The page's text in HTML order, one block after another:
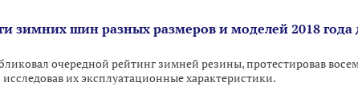
зимних шин разных размеров и моделей 2018 года
очередной рейтинг зимней резины, протестировав
их эксплуатационные характеристики.